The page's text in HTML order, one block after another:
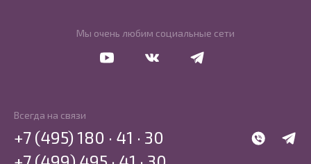
Мы очень любим социальные сети
Перейти в VkontakteПерейти в Telegram
Всегда на связи
WhatsApp
+7 (495) 180 · 41 · 30